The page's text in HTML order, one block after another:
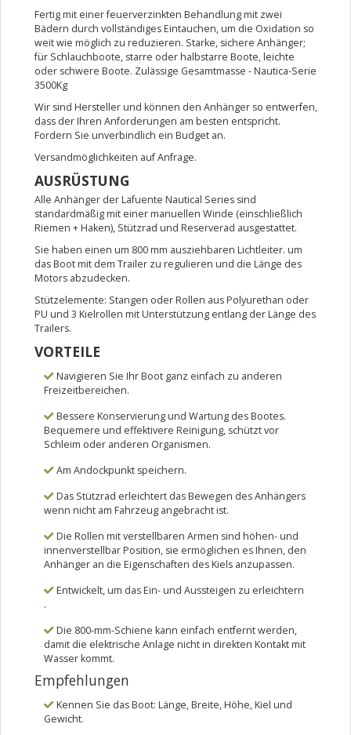
Fertig mit einer feuerverzinkten Behandlung mit zwei
Bädern durch vollständiges Eintauchen, um die Oxidation so
weit wie möglich zu reduzieren. Starke, sichere Anhänger;
für Schlauchboote, starre oder halbstarre Boote, leichte
oder schwere Boote. Zulässige Gesamtmasse - Nautica-Serie
3500Kg
Wir sind Hersteller und können den Anhänger so entwerfen,
dass der Ihren Anforderungen am besten entspricht.
Fordern Sie unverbindlich ein Budget an.
Versandmöglichkeiten auf Anfrage.
AUSRÜSTUNG
Alle Anhänger der Lafuente Nautical Series sind
standardmäßig mit einer manuellen Winde (einschließlich
Riemen + Haken), Stützrad und Reserverad ausgestattet.
Sie haben einen um 800 mm ausziehbaren Lichtleiter. um
das Boot mit dem Trailer zu regulieren und die Länge des
Motors abzudecken.
Stützelemente: Stangen oder Rollen aus Polyurethan oder
PU und 3 Kielrollen mit Unterstützung entlang der Länge des
Trailers.
VORTEILE
Navigieren Sie Ihr Boot ganz einfach zu anderen
Freizeitbereichen.
Bessere Konservierung und Wartung des Bootes.
Bequemere und effektivere Reinigung, schützt vor
Schleim oder anderen Organismen.
Am Andockpunkt speichern.
Das Stützrad erleichtert das Bewegen des Anhängers
wenn nicht am Fahrzeug angebracht ist.
Die Rollen mit verstellbaren Armen sind höhen- und
innenverstellbar Position, sie ermöglichen es Ihnen, den
Anhänger an die Eigenschaften des Kiels anzupassen.
Entwickelt, um das Ein- und Aussteigen zu erleichtern
.
Die 800-mm-Schiene kann einfach entfernt werden,
damit die elektrische Anlage nicht in direkten Kontakt mit
Wasser kommt.
Empfehlungen
Kennen Sie das Boot: Länge, Breite, Höhe, Kiel und
Gewicht.